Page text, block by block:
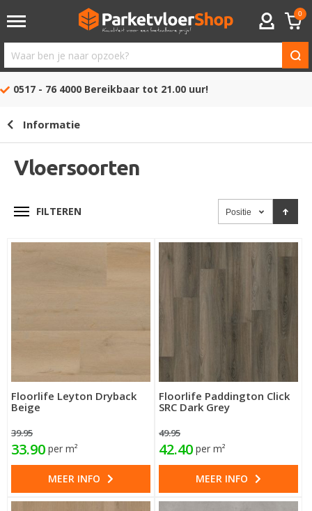
ACCOUNT
0
Waar
ben
opzoek?
0517 - 76 4000 Bereikbaar tot 21.00 uur!
Informatie
Vloersoorten
FILTEREN Positie
Floorlife Leyton Dryback
Beige
39.95
33.90 per m²
MEER INFO
Floorlife Paddington Click
SRC Dark Grey
49.95
42.40 per m²
MEER INFO